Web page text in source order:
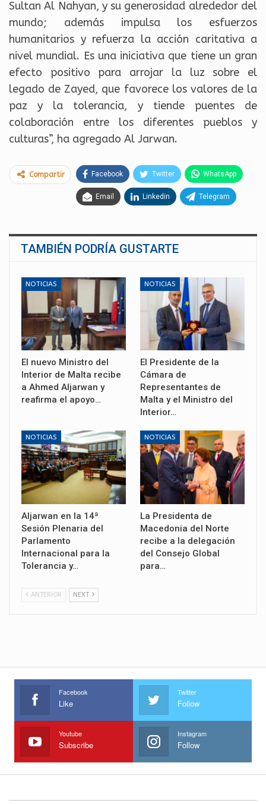
Sultan Al Nahyan, y su generosidad alrededor del
mundo; además impulsa los esfuerzos
humanitarios y refuerza la acción caritativa a
nivel mundial. Es una iniciativa que tiene un gran
efecto positivo para arrojar la luz sobre el
legado de Zayed, que favorece los valores de la
paz y la tolerancia, y tiende puentes de
colaboración entre los diferentes pueblos y
culturas”, ha agregado Al Jarwan.
Compartir Facebook Twitter WhatsApp
Email Linkedin Telegram
TAMBIÉN PODRÍA GUSTARTE
NOTICIAS
El nuevo Ministro del
Interior de Malta recibe
a Ahmed Aljarwan y
reafirma el apoyo…
NOTICIAS
El Presidente de la
Cámara de
Representantes de
Malta y el Ministro del
Interior…
NOTICIAS
Aljarwan en la 14ª
Sesión Plenaria del
Parlamento
Internacional para la
Tolerancia y…
NOTICIAS
La Presidenta de
Macedonia del Norte
recibe a la delegación
del Consejo Global
para…
ANTERIOR NEXT
Facebook
Like
Twitter
Follow
Youtube
Subscribe
Instagram
Follow